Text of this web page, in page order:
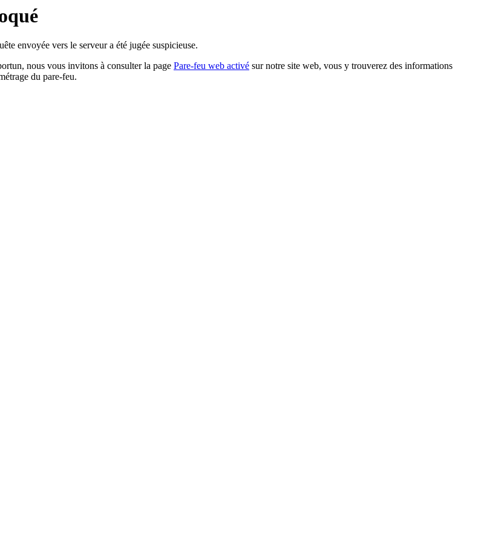
envoyée vers le serveur a été jugée suspicieuse.
nous vous invitons à consulter la page Pare-feu web activé sur notre site web, vous y trouverez des informations
du pare-feu.